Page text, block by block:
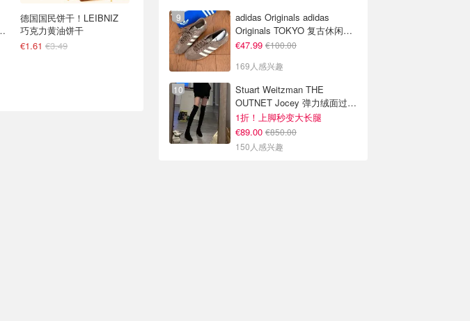
德国国民饼干！LEIBNIZ
巧克力黄油饼干
€1.61 €3.49
adidas Originals adidas
Originals TOKYO 复古休闲鞋
深棕色
€47.99 €100.00
169人感兴趣
Stuart Weitzman THE
OUTNET Jocey 弹力绒面过膝
靴
1折！上脚秒变大长腿
€89.00 €850.00
150人感兴趣